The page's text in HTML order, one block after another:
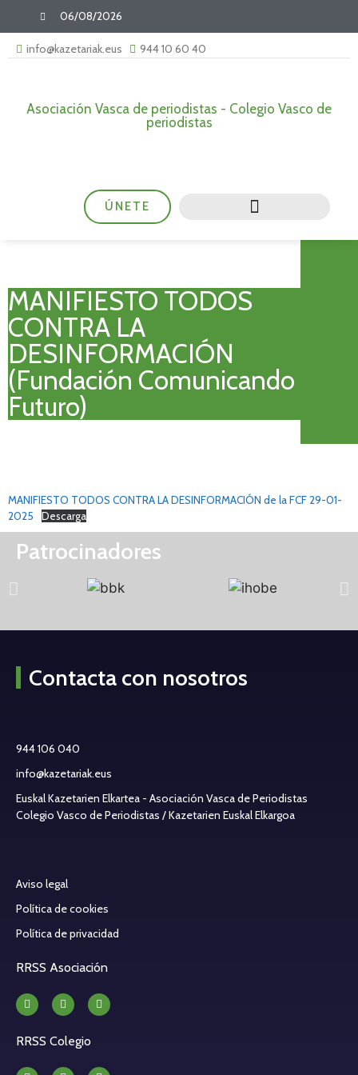
06/08/2026
info@kazetariak.eus 944 10 60 40
Asociación Vasca de periodistas - Colegio Vasco de
periodistas
ÚNETE
MANIFIESTO TODOS
CONTRA LA
DESINFORMACIÓN
(Fundación Comunicando
Futuro)
MANIFIESTO TODOS CONTRA LA DESINFORMACIÓN de la FCF 29-01-
2025
Descarga
Patrocinadores
Contacta con nosotros
944 106 040
info@kazetariak.eus
Euskal Kazetarien Elkartea - Asociación Vasca de Periodistas
Colegio Vasco de Periodistas / Kazetarien Euskal Elkargoa
Aviso legal
Política de cookies
Política de privacidad
RRSS Asociación
RRSS Colegio